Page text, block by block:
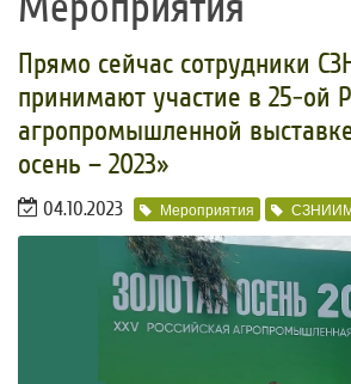
Прямо сейчас сотрудники
принимают участие в 25-ой
агропромышленной
осень – 2023»
04.10.2023 Мероприятия